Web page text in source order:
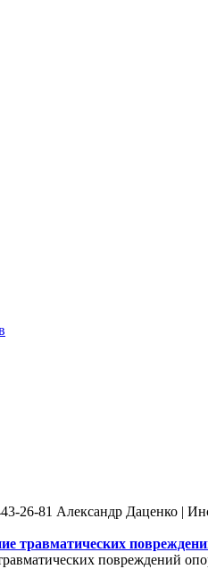
26-81 Александр Даценко |
повреждений